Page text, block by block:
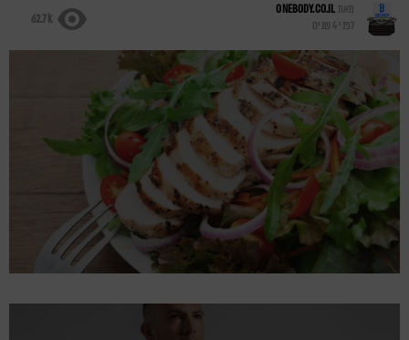
מאתONEBODY.CO.IL
לפני 4 שנים
62.7k